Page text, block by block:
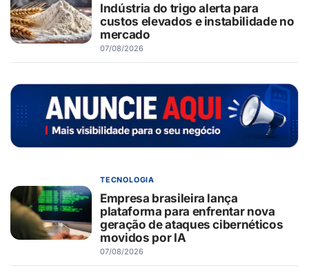
Indústria do trigo alerta para
custos elevados e instabilidade no
mercado
07/08/2026
TECNOLOGIA
Empresa brasileira lança
plataforma para enfrentar nova
geração de ataques cibernéticos
movidos por IA
07/08/2026